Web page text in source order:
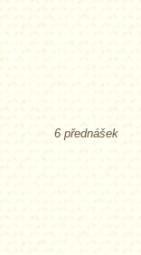
6 přednášek